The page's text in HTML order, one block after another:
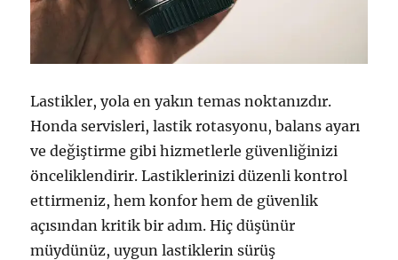
Lastikler, yola en yakın temas noktanızdır.
Honda servisleri, lastik rotasyonu, balans ayarı
ve değiştirme gibi hizmetlerle güvenliğinizi
önceliklendirir. Lastiklerinizi düzenli kontrol
ettirmeniz, hem konfor hem de güvenlik
açısından kritik bir adım. Hiç düşünür
müydünüz, uygun lastiklerin sürüş